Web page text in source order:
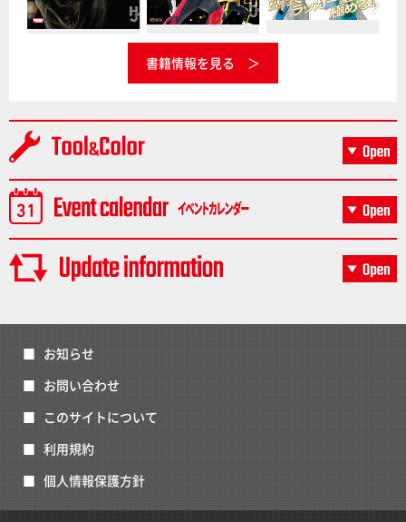
書籍情報を見る
お知らせ
お問い合わせ
このサイトについて
利用規約
個人情報保護方針